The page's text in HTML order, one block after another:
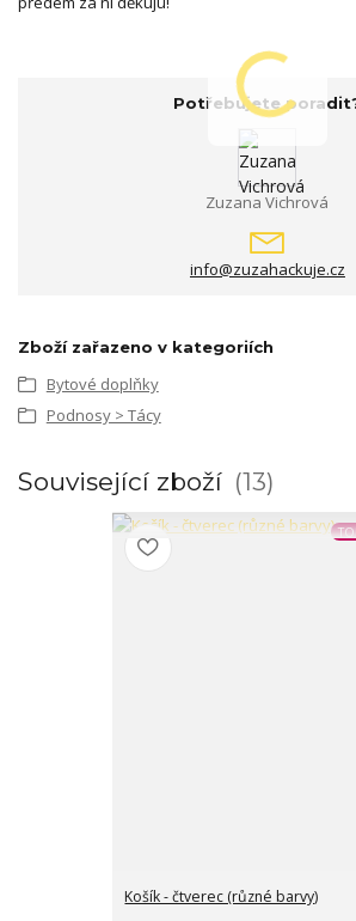
Potřebujete
Zuzana Vichrová
info@zuzahackuje.cz
Zboží zařazeno v kategoriích
Bytové doplňky
Podnosy > Tácy
Související zboží 13
Košík - čtverec (různé barvy)